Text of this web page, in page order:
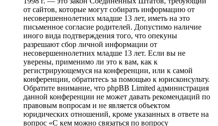
от сайтов, которые могут собирать информацию от
несовершеннолетних младше 13 лет, иметь на это
письменное согласие родителей. Допустимо наличие
иного вида подтверждения того, что опекуны
разрешают сбор личной информации от
несовершеннолетних младше 13 лет. Если вы не
уверены, применимо ли это к вам, как к
регистрирующемуся на конференции, или к самой
конференции, обратитесь за помощью к юрисконсульту.
Обратите внимание, что phpBB Limited администрация
данной конференции не может давать рекомендаций по
правовым вопросам и не является объектом
юридических отношений, кроме указанных в ответе на
вопрос «С кем можно связаться по вопросу